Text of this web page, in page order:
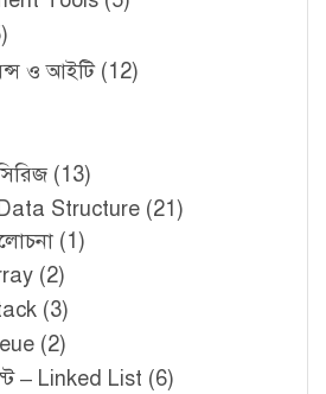
ও আইটি(12)
(13)
Data Structure (21)
(1)
(2)
(3)
(2)
– Linked List (6)